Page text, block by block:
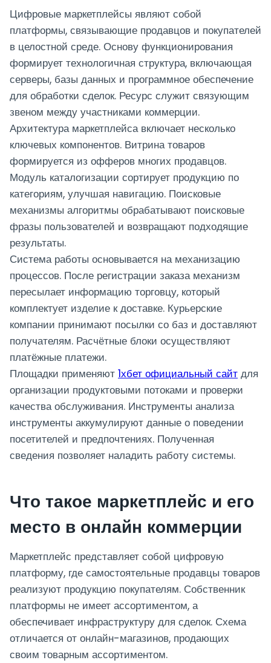
Цифровые маркетплейсы являют собой
платформы, связывающие продавцов и покупателей
в целостной среде. Основу функционирования
формирует технологичная структура, включающая
серверы, базы данных и программное обеспечение
для обработки сделок. Ресурс служит связующим
звеном между участниками коммерции.
Архитектура маркетплейса включает несколько
ключевых компонентов. Витрина товаров
формируется из офферов многих продавцов.
Модуль каталогизации сортирует продукцию по
категориям, улучшая навигацию. Поисковые
механизмы алгоритмы обрабатывают поисковые
фразы пользователей и возвращают подходящие
результаты.
Система работы основывается на механизацию
процессов. После регистрации заказа механизм
пересылает информацию торговцу, который
комплектует изделие к доставке. Курьерские
компании принимают посылки со баз и доставляют
получателям. Расчётные блоки осуществляют
платёжные платежи.
Площадки применяют 1хбет официальный сайт для
организации продуктовыми потоками и проверки
качества обслуживания. Инструменты анализа
инструменты аккумулируют данные о поведении
посетителей и предпочтениях. Полученная
сведения позволяет наладить работу системы.
Что такое маркетплейс и его
место в онлайн коммерции
Маркетплейс представляет собой цифровую
платформу, где самостоятельные продавцы товаров
реализуют продукцию покупателям. Собственник
платформы не имеет ассортиментом, а
обеспечивает инфраструктуру для сделок. Схема
отличается от онлайн-магазинов, продающих
своим товарным ассортиментом.